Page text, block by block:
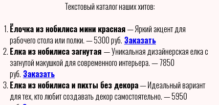
Текстовый каталог наших хитов:
Ёлочка из нобилиса мини красная— Яркий акцент для
рабочего стола или полки. — 5300 руб. Заказать
Елка из нобилиса загнутая — Уникальная дизайнерская елка с
загнутой макушкой для современного интерьера. — 7850
руб. Заказать
Елка из нобилиса и пихты без декора— Идеальный вариант
для тех, кто любит создавать декор самостоятельно. — 5950